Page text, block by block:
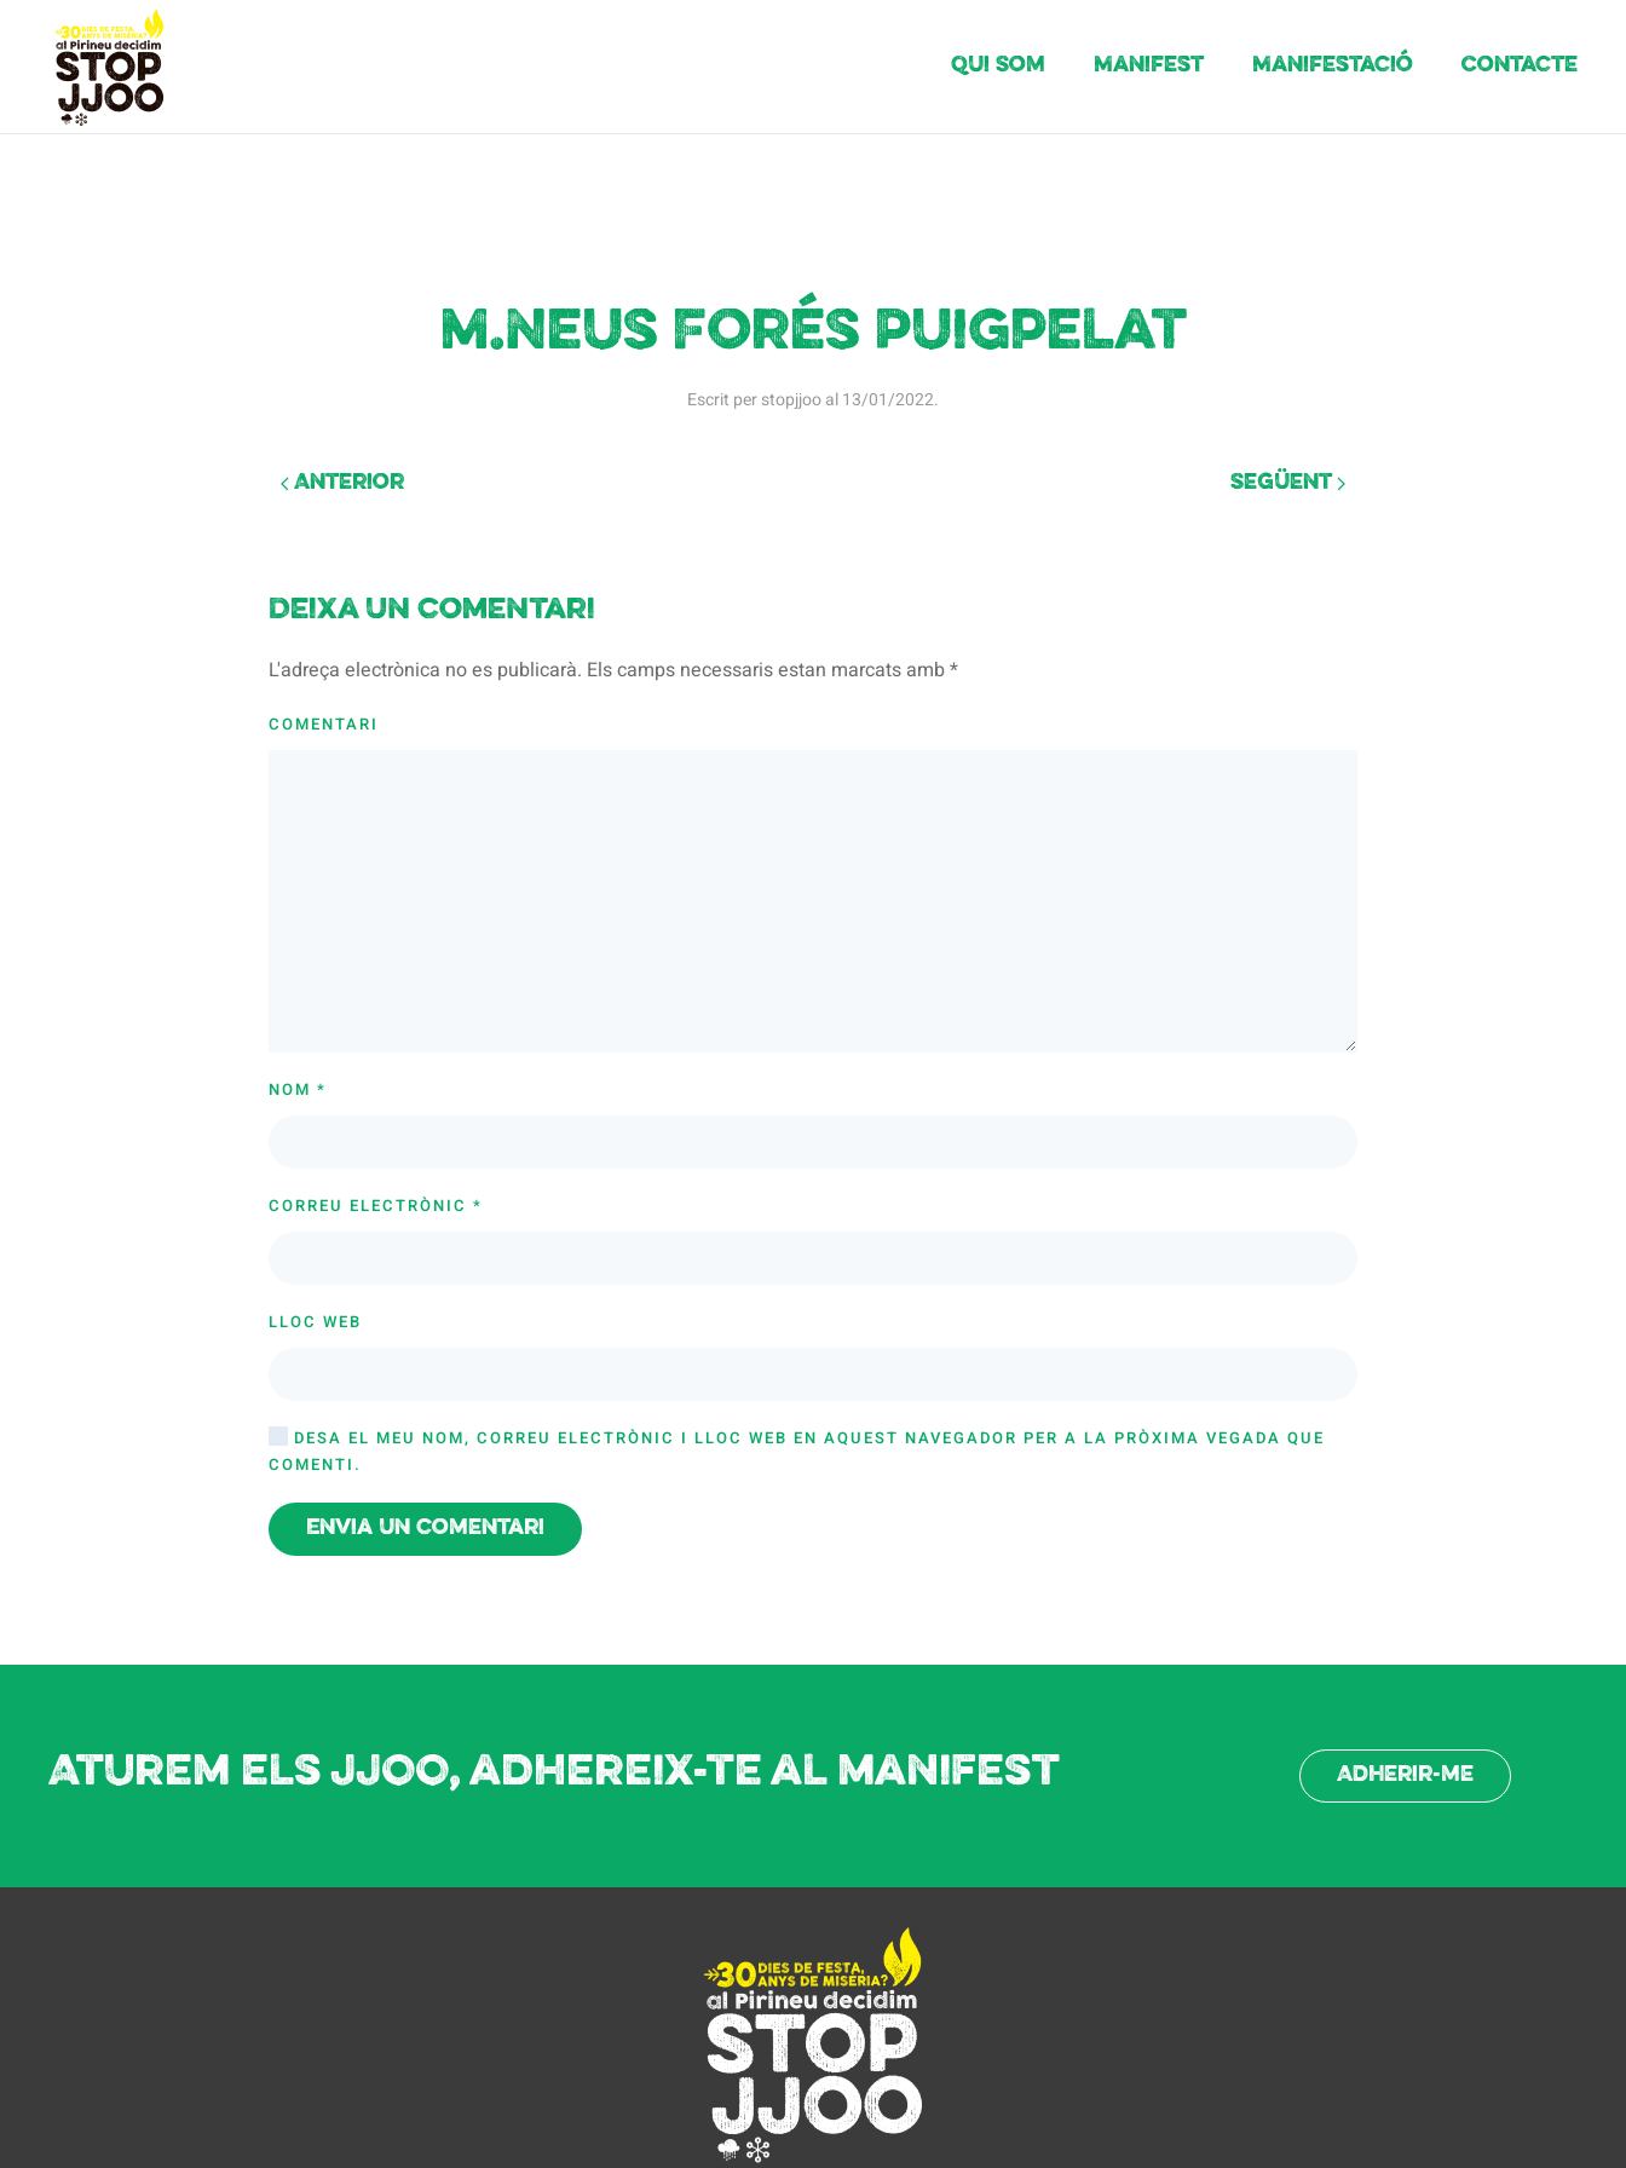
Qui Som Manifest Manifestació Contacte
M.Neus Forés Puigpelat
Escrit perstopjjooal13/01/2022.
Anterior Següent
Deixa un comentari
L'adreça electrònica no es publicarà. Els camps necessaris estan marcats amb*
COMENTARI
NOM *
CORREU ELECTRÒNIC *
LLOC WEB
DESA EL MEU NOM, CORREU ELECTRÒNIC I LLOC WEB EN AQUEST NAVEGADOR PER A LA PRÒXIMA VEGADA QUE
COMENTI.
Envia un comentari
Aturem els JJOO, adhereix-te al manifest Adherir-me